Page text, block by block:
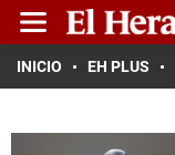
INICIO EH PLUS